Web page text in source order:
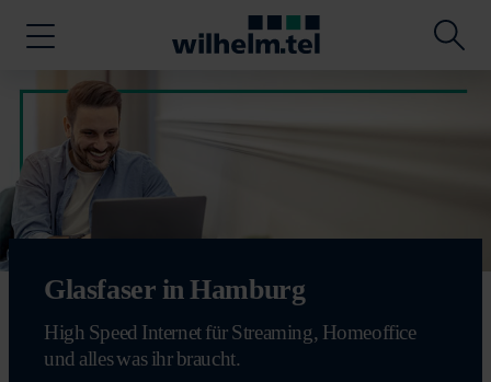
Glasfaser in Hamburg
High Speed Internet für Streaming, Homeoffice
und alles was ihr braucht.